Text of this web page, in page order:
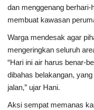
Olahraga
Kesehatan
Layanan Publik
Perempuan/Anak
dan menggenang berhari-
membuat kawasan
Warga mendesak agar
mengeringkan seluruh
“Hari ini air harus benar-
dibahas belakangan,
jalan,” ujar Hani.
Aksi sempat memanas